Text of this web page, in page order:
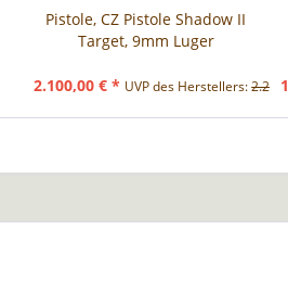
Pistole, CZ Pistole Shadow II
Target, 9mm Luger
2.100,00 € * UVP des Herstellers: